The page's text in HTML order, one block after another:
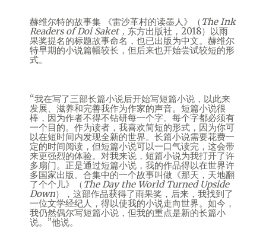
赫维尔特的故事集 《雷沙革村的读墨人》（ The Ink
Readers of Doi Saket， 东方出版社，2018）以雨
果奖提名的标题故事命名，也已出版为中文。赫维尔
特早期的小说篇幅较长，但后来也开始尝试较短的形
式。
“我在写了三部长篇小说后开始写短篇小说，以此来
发展、滋养和完善我作为作家的声音。短篇小说很
棒，因为作者不得不钻研每一个字。每个字都必须有
一个目的。作为读者，我喜欢简短的形式，因为你可
以在短时间内发现全新的世界。长篇小说需要花费一
定的时间阅读，但短篇小说可以一口气读完，这会带
来更强烈的体验。对我来说，短篇小说为我打开了许
多扇门。正是通过短篇小说，我的作品得以在世界许
多国家出版。合集中的一个故事叫做《那天，天地翻
了个个儿》（ The Day the World Turned Upside
Down），这部作品获得了雨果奖，后来，我找到了
一位文学经纪人，得以使我的小说走向世界。如今，
我仍然偶尔写短篇小说，但我的重点是新的长篇小
说。”他说。